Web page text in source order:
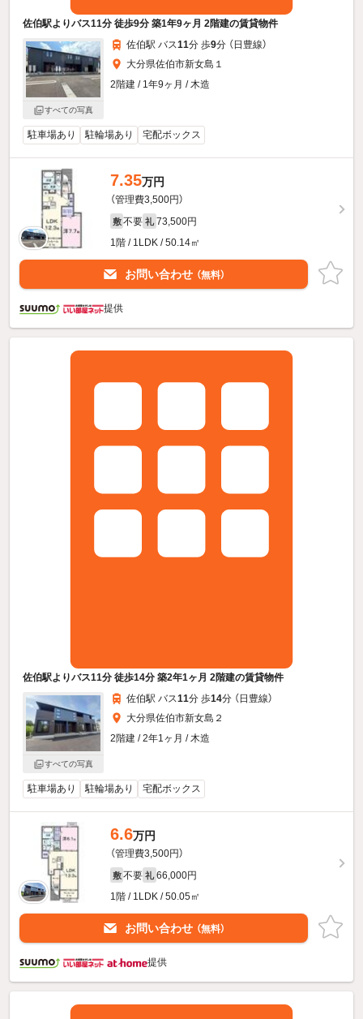
佐伯駅よりバス11分 徒歩9分 築1年9ヶ月 2階建の賃貸物件
すべての写真
佐伯駅 バス11分 歩9分 （日豊線）
大分県佐伯市新女島１
2階建 / 1年9ヶ月 / 木造
駐車場あり 駐輪場あり 宅配ボックス
7.35万円
（管理費3,500円）
敷 不要 礼 73,500円
1階 / 1LDK / 50.14㎡
お問い合わせ （無料）
提供
佐伯駅よりバス11分 徒歩14分 築2年1ヶ月 2階建の賃貸物件
すべての写真
佐伯駅 バス11分 歩14分 （日豊線）
大分県佐伯市新女島２
2階建 / 2年1ヶ月 / 木造
駐車場あり 駐輪場あり 宅配ボックス
6.6万円
（管理費3,500円）
敷 不要 礼 66,000円
1階 / 1LDK / 50.05㎡
お問い合わせ （無料）
提供